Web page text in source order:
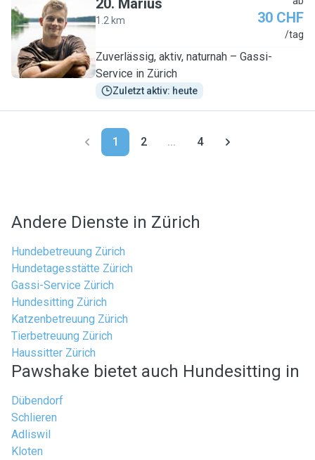
M
20. Marius
1.2 km 30 CHF
/tag
Zuverlässig, aktiv, naturnah – Gassi-
Service in Zürich
Zuletzt aktiv: heute
1 2 ... 4
Andere Dienste in Zürich
Hundebetreuung Zürich
Hundetagesstätte Zürich
Gassi-Service Zürich
Hundesitting Zürich
Katzenbetreuung Zürich
Tierbetreuung Zürich
Haussitter Zürich
Pawshake bietet auch Hundesitting in
Dübendorf
Schlieren
Adliswil
Kloten